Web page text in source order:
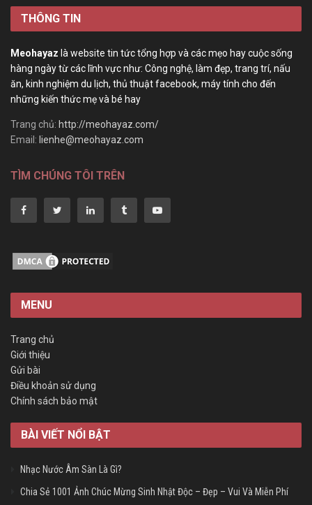
THÔNG TIN
Meohayaz là website tin tức tổng hợp và các mẹo hay cuộc sống
hàng ngày từ các lĩnh vực như: Công nghệ, làm đẹp, trang trí, nấu
ăn, kinh nghiệm du lịch, thủ thuật facebook, máy tính cho đến
những kiến thức mẹ và bé hay
Trang chủ: http://meohayaz.com/
Email: lienhe@meohayaz.com
TÌM CHÚNG TÔI TRÊN
MENU
Trang chủ
Giới thiệu
Gửi bài
Điều khoản sử dụng
Chính sách bảo mật
BÀI VIẾT NỔI BẬT
Nhạc Nước Âm Sàn Là Gì?
Chia Sẻ 1001 Ảnh Chúc Mừng Sinh Nhật Độc – Đẹp – Vui Và Miễn Phí